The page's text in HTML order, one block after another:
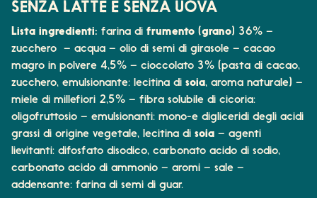
SENZA LATTE E SENZA UOVA
Lista ingredienti: farina di frumento (grano) 36% –
zucchero – acqua – olio di semi di girasole – cacao
magro in polvere 4,5% – cioccolato 3% (pasta di cacao,
zucchero, emulsionante: lecitina di soia, aroma naturale) –
miele di millefiori 2,5% – fibra solubile di cicoria:
oligofruttosio – emulsionanti: mono-e digliceridi degli acidi
grassi di origine vegetale, lecitina di soia – agenti
lievitanti: difosfato disodico, carbonato acido di sodio,
carbonato acido di ammonio – aromi – sale –
addensante: farina di semi di guar.